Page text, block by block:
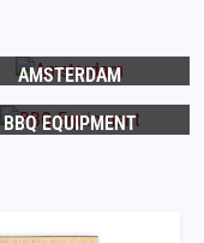
AMSTERDAM
BBQ EQUIPMENT